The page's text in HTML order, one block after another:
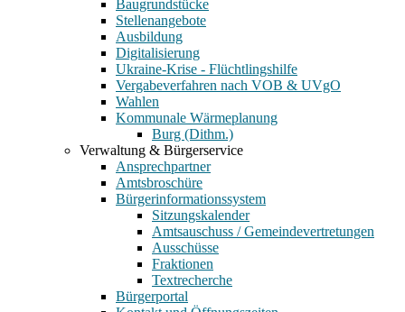
Baugrundstücke
Stellenangebote
Ausbildung
Digitalisierung
Ukraine-Krise - Flüchtlingshilfe
Vergabeverfahren nach VOB & UVgO
Wahlen
Kommunale Wärmeplanung
Burg (Dithm.)
Verwaltung & Bürgerservice
Ansprechpartner
Amtsbroschüre
Bürgerinformationssystem
Sitzungskalender
Amtsauschuss / Gemeindevertretungen
Ausschüsse
Fraktionen
Textrecherche
Bürgerportal